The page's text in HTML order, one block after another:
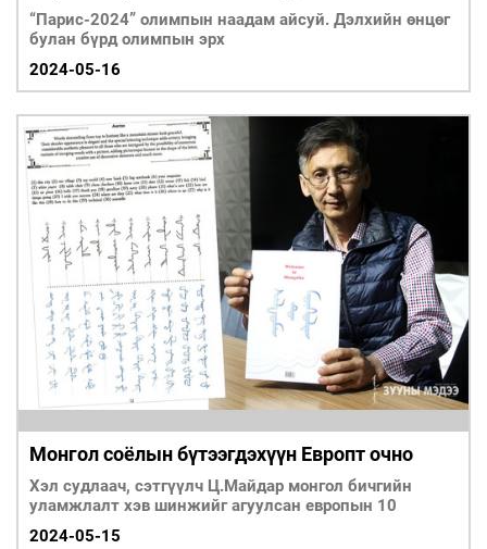
“Парис-2024” олимпын наадам айсуй. Дэлхийн өнцөг
булан бүрд олимпын эрх
2024-05-16
Монгол соёлын бүтээгдэхүүн Европт очно
Хэл судлаач, сэтгүүлч Ц.Майдар монгол бичгийн
уламжлалт хэв шинжийг агуулсан европын 10
2024-05-15